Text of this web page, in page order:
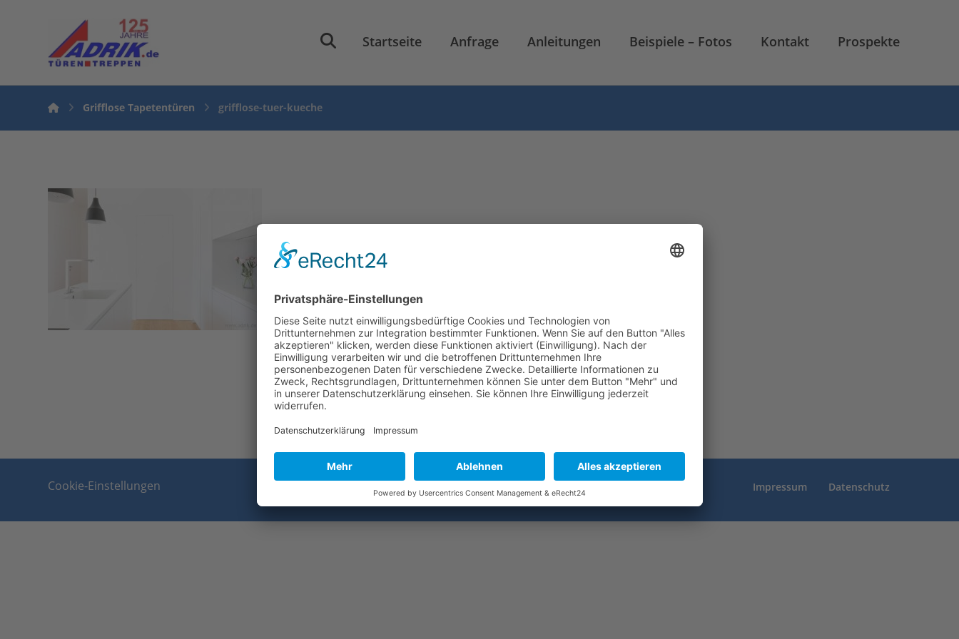
Startseite Anfrage Anleitungen Beispiele – Fotos Kontakt Prospekte
Grifflose Tapetentüren grifflose-tuer-kueche
Cookie-Einstellungen Copyright 2026. All Rights Reserved. Impressum Datenschutz